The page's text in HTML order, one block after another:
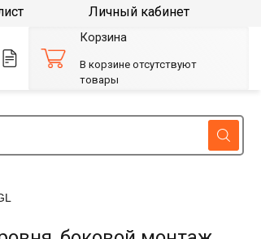
Личный кабинет
Корзина
В корзине отсутствуют
товары